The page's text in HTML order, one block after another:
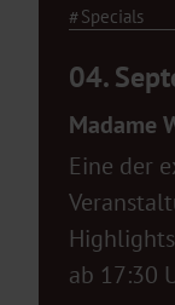
Specials
04.
Madame
Eine der
Highlights
ab 17:30